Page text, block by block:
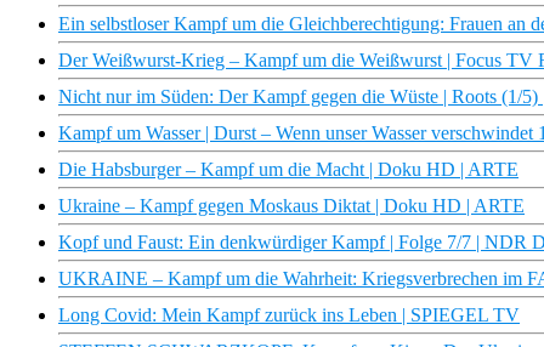
Ein selbstloser Kampf um die Gleichberechtigung: Frauen an
Der Weißwurst-Krieg – Kampf um die Weißwurst | Focus TV
Nicht nur im Süden: Der Kampf gegen die Wüste | Roots (1/
Kampf um Wasser | Durst – Wenn unser Wasser
Die Habsburger – Kampf um die Macht | Doku HD | ARTE
Ukraine – Kampf gegen Moskaus Diktat | Doku HD | ARTE
Kopf und Faust: Ein denkwürdiger Kampf | Folge 7/7 | NDR
UKRAINE – Kampf um die Wahrheit: Kriegsverbrechen im
Long Covid: Mein Kampf zurück ins Leben | SPIEGEL TV